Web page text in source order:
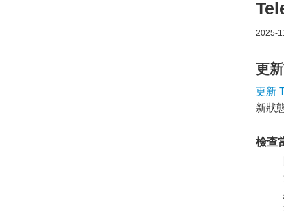
2025-
更
更新
新狀
檢查